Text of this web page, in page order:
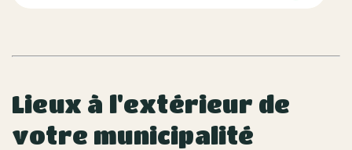
Lieux à l'extérieur de
votre municipalité